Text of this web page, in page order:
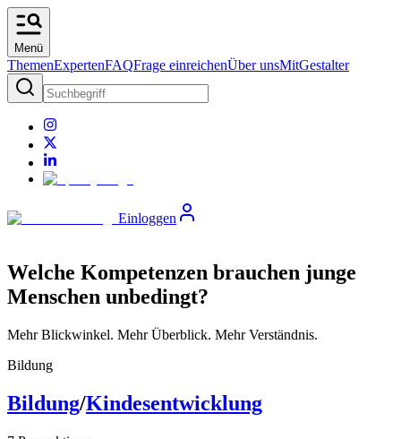
Menü
ThemenExpertenFAQFrage einreichenÜber unsMitGestalter
Einloggen
Welche Kompetenzen brauchen junge
Menschen unbedingt?
Mehr Blickwinkel. Mehr Überblick. Mehr Verständnis.
Bildung
Bildung/Kindesentwicklung